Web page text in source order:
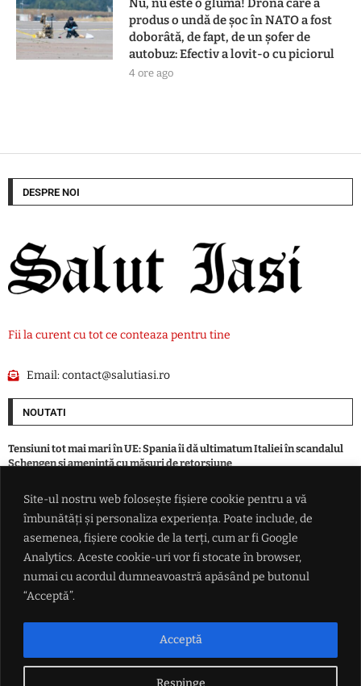
Site-ul nostru web folosește fișiere cookie pentru a vă
îmbunătăți și personaliza experiența. Poate include, de
asemenea, fișiere cookie de la terți, cum ar fi Google
Analytics. Aceste cookie-uri vor fi stocate în browser,
numai cu acordul dumneavoastră apăsând pe butonul
“Acceptă”.
Respinge
Acceptă
Nu, nu este o glumă! Drona care a
produs o undă de șoc în NATO a fost
doborâtă, de fapt, de un șofer de
autobuz: Efectiv a lovit-o cu piciorul
4 ore ago
DESPRE NOI
Fii la curent cu tot ce conteaza pentru tine
Email:contact@salutiasi.ro
NOUTATI
Tensiuni tot mai mari în UE: Spania îi dă ultimatum Italiei în scandalul
Schengen și amenință cu măsuri de retorsiune
Bărbat încarcerat după o condamnare pentru conducere sub influența
alcoolului. Tânără cercetată pentru furt dintr-un magazin din Iași
Fernando Alonso cere un nou contract de 80 de milioane de euro la
Aston Martin
Eugen Tomac, critici dure la adresa Guvernului: „Lipsa de competență
ne-a adus în acest punct”. Bilă neagră pentru banii partidelor în plină